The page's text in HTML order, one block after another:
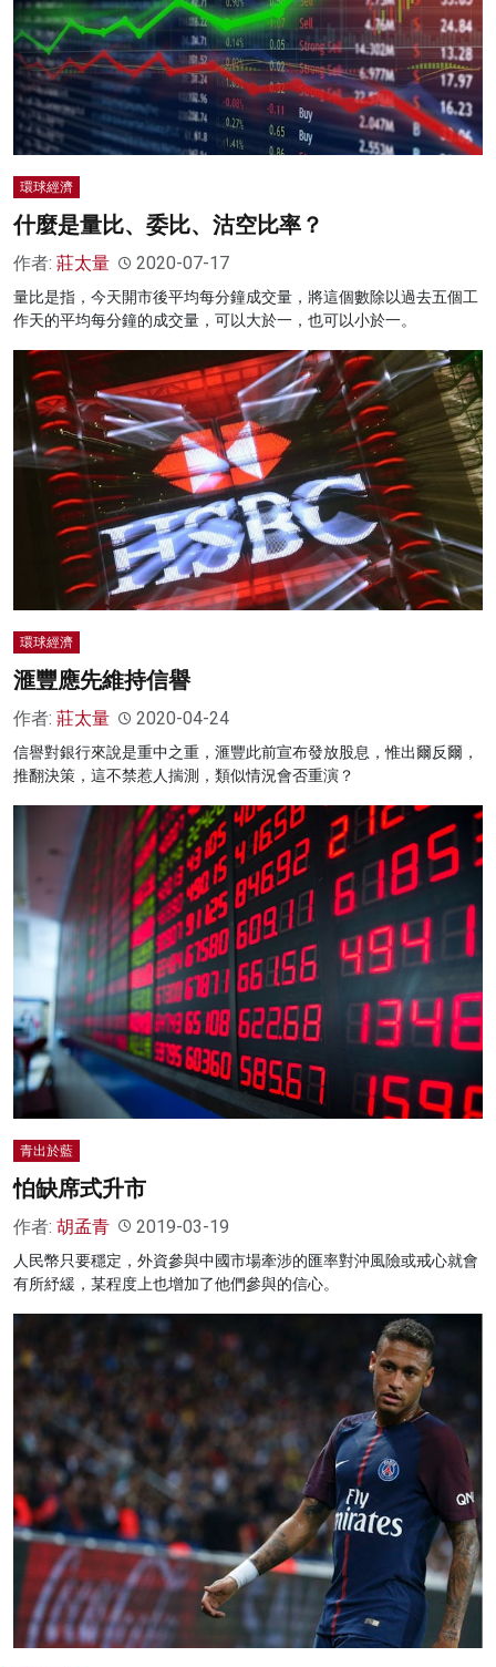
環球經濟
什麼是量比、委比、沽空比率？
作者: 莊太量 2020-07-17
量比是指，今天開市後平均每分鐘成交量，將這個數除以過去五個工
作天的平均每分鐘的成交量，可以大於一，也可以小於一。
環球經濟
滙豐應先維持信譽
作者: 莊太量 2020-04-24
信譽對銀行來說是重中之重，滙豐此前宣布發放股息，惟出爾反爾，
推翻決策，這不禁惹人揣測，類似情況會否重演？
青出於藍
怕缺席式升市
作者: 胡孟青 2019-03-19
人民幣只要穩定，外資參與中國市場牽涉的匯率對沖風險或戒心就會
有所紓緩，某程度上也增加了他們參與的信心。